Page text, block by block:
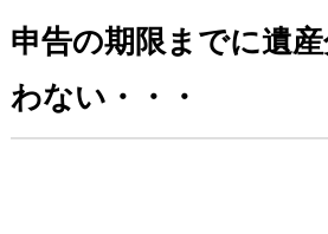
申告の期限までに遺
わない・・・